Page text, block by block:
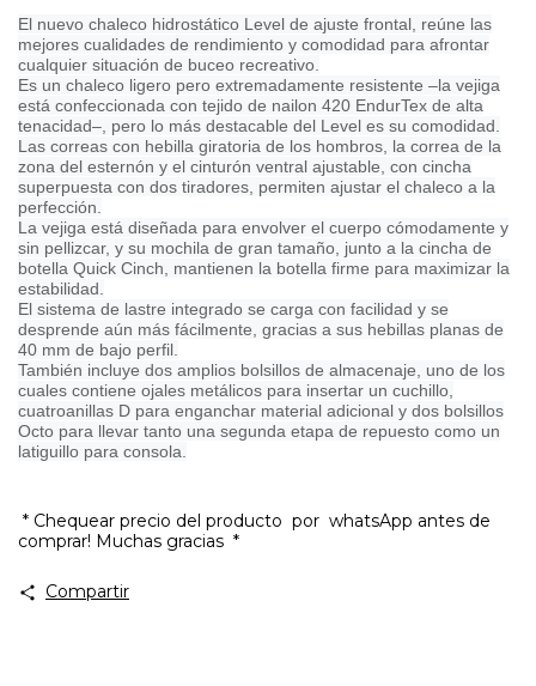
El nuevo chaleco hidrostático Level de ajuste frontal, reúne las
mejores cualidades de rendimiento y comodidad para afrontar
cualquier situación de buceo recreativo.
Es un chaleco ligero pero extremadamente resistente –la vejiga
está confeccionada con tejido de nailon 420 EndurTex de alta
tenacidad–, pero lo más destacable del Level es su comodidad.
Las correas con hebilla giratoria de los hombros, la correa de la
zona del esternón y el cinturón ventral ajustable, con cincha
superpuesta con dos tiradores, permiten ajustar el chaleco a la
perfección.
La vejiga está diseñada para envolver el cuerpo cómodamente y
sin pellizcar, y su mochila de gran tamaño, junto a la cincha de
botella Quick Cinch, mantienen la botella firme para maximizar la
estabilidad.
El sistema de lastre integrado se carga con facilidad y se
desprende aún más fácilmente, gracias a sus hebillas planas de
40 mm de bajo perfil.
También incluye dos amplios bolsillos de almacenaje, uno de los
cuales contiene ojales metálicos para insertar un cuchillo,
cuatroanillas D para enganchar material adicional y dos bolsillos
Octo para llevar tanto una segunda etapa de repuesto como un
latiguillo para consola.
* Chequear precio del producto por whatsApp antes de
comprar! Muchas gracias *
Compartir